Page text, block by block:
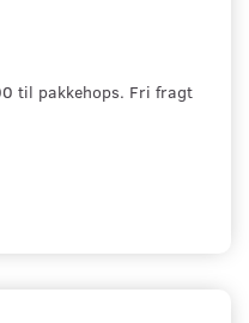
til pakkehops. Fri fragt